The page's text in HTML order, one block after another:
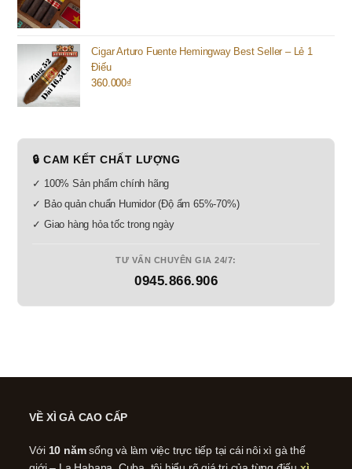
Cigar Arturo Fuente Hemingway Best Seller – Lẻ 1
Điếu
360.000₫
🔒 CAM KẾT CHẤT LƯỢNG
✓ 100% Sản phẩm chính hãng
✓ Bảo quản chuẩn Humidor (Độ ẩm 65%-70%)
✓ Giao hàng hỏa tốc trong ngày
TƯ VẤN CHUYÊN GIA 24/7:
0945.866.906
VỀ XÌ GÀ CAO CẤP
Với 10 nămsống và làm việc trực tiếp tại cái nôi xì gà thế